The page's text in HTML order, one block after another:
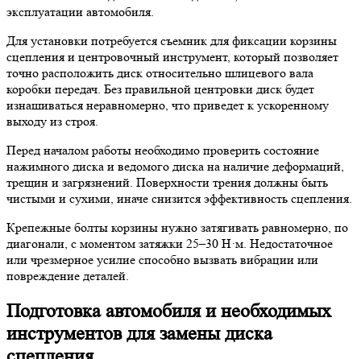
эксплуатации автомобиля.
Для установки потребуется съемник для фиксации корзины
сцепления и центровочный инструмент, который позволяет
точно расположить диск относительно шлицевого вала
коробки передач. Без правильной центровки диск будет
изнашиваться неравномерно, что приведет к ускоренному
выходу из строя.
Перед началом работы необходимо проверить состояние
нажимного диска и ведомого диска на наличие деформаций,
трещин и загрязнений. Поверхности трения должны быть
чистыми и сухими, иначе снизится эффективность сцепления.
Крепежные болты корзины нужно затягивать равномерно, по
диагонали, с моментом затяжки 25–30 Н·м. Недостаточное
или чрезмерное усилие способно вызвать вибрации или
повреждение деталей.
Подготовка автомобиля и необходимых
инструментов для замены диска